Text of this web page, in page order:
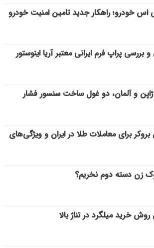
خودرو؛ راهکار جدید تامین امنیت خودرو
بررسی پراپ فرم ایرانی معتبر آریا اینوستور
و آلمان، دو غول ساخت سنسور فشار
بروکر برای معاملات طلا در ایران و ویژگی‌های
زن دسته دوم نخریم؟
خرید میلگرد در تناژ بالا